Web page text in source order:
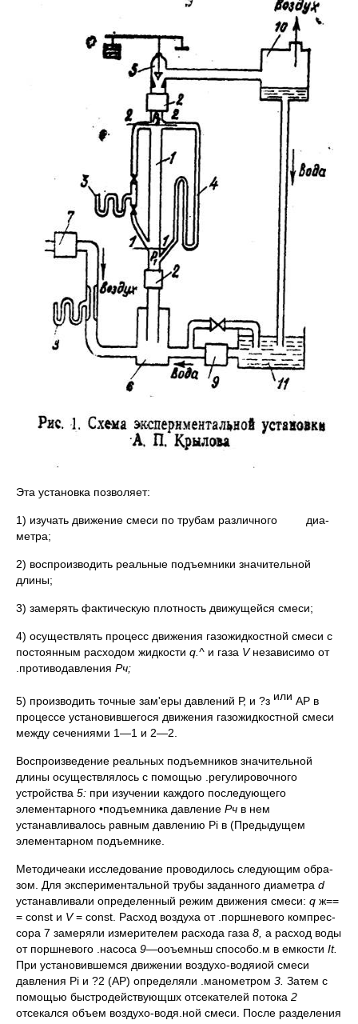
Эта установка позволяет:
1) изучать движение смеси по трубам различного диа­
метра;
2) воспроизводить реальные подъемники значительной
длины;
3) замерять фактическую плотность движущейся смеси;
4) осуществлять процесс движения газожидкостной сме­си с
постоянным расходом жидкости q .^ и газа Vнезависимо от
.противодавления Рч;
5) производить точные зам'еры давлений Р, и ?з или АР в
процессе установившегося движения газожидкостной смеси
между сечениями 1—1 и 2—2.
Воспроизведение реальных подъемников значительной
длины осуществлялось с помощью .регулировочного
устройст­ва 5: при изучении каждого последующего
элементарного •подъемника давление Рч в нем
устанавливалось равным дав­лению Pi в (Предыдущем
элементарном подъемнике.
Методичеаки исследование проводилось следующим обра­
зом. Для экспериментальной трубы заданного диаметра d
устанавливали определенный режим движения смеси: q ж==
= const и V= const. Расход воздуха от .поршневого компрес­
сора 7 замеряли измерителем расхода газа 8, а расход воды
от поршневого .насоса 9—ооъемньш способо.м в емкости It.
При установившемся движении воздухо-водяиой смеси
давле­ния Pi и ?2 (АР) определяли .манометром 3. Затем с
помо­щью быстродействующшх отсекателей потока 2
отсекался объем воздухо-водя.ной смеси. После разделения